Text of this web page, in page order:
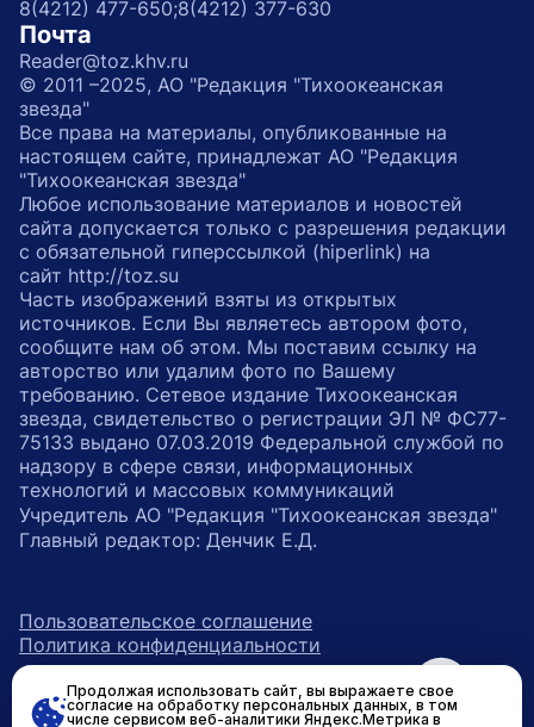
8(4212) 477-650;8(4212) 377-630
Почта
Reader@toz.khv.ru
© 2011 –2025, АО "Редакция "Тихоокеанская
звезда"
Все права на материалы, опубликованные на
настоящем сайте, принадлежат АО "Редакция
"Тихоокеанская звезда"
Любое использование материалов и новостей
сайта допускается только с разрешения редакции
с обязательной гиперссылкой (hiperlink) на
сайт http://toz.su
Часть изображений взяты из открытых
источников. Если Вы являетесь автором фото,
сообщите нам об этом. Мы поставим ссылку на
авторство или удалим фото по Вашему
требованию. Сетевое издание Тихоокеанская
звезда, свидетельство о регистрации ЭЛ № ФС77-
75133 выдано 07.03.2019 Федеральной службой по
надзору в сфере связи, информационных
технологий и массовых коммуникаций
Учредитель АО "Редакция "Тихоокеанская звезда"
Главный редактор: Денчик Е.Д.
Пользовательское соглашение
Политика конфиденциальности
ссылка на главную
возрастное ограничение 16+
Продолжая использовать сайт, вы выражаете свое
согласие на обработку персональных данных, в том
числе сервисом веб-аналитики Яндекс.Метрика в